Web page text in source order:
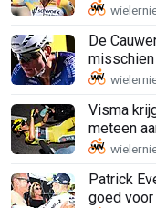
De
Visma
meteen
Patrick
goed voor